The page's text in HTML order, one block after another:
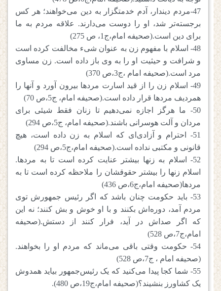
47-مردم دیندار، آدم خدمتگزار به دین می‌خواهند؛ هر کس
برجسته‌تر شد، او را دوست می‌دارند. علاقه مردم به ما
برای دین است.(صحیفه امام،ج1، ص 275)
48- اسلام با مفهوم زن به عنوان شیء مخالفت کرده است
و شرافت و حیثیت او را به وی باز داده است. زن مساوی
مرد است.(صحیفه امام ،ج3،ص 370)
49- اسلام زن را از قید اسارت مردها بیرون آورد و آنها را
همردیف مردها قرار داده است.(صحیفه امام، ج5،ص 70)
50- ما هرگز اجازه نمی‌دهیم تا زنان فقط شیئی برای
مردان و آلت هوسرانی باشند.(صحیفه امام، ج5،ص 294)
51- احترام و آزادی‌ای که اسلام به زن داده است، هیچ
قانونی و مکتبی نداده است.(صحیفه امام،ج5،ص 294)
52- اسلام به زنها بیشتر عنایت کرده است تا به مردها.
اسلام زنها را بیشتر حقوقشان را ملاحظه کرده است تا به
مردها(صحیفه امام،ج6،ص 436)
53- باید حکومت چنان باشد که اگر رئیس جمهورش توی
مردم آمد، دوره‌اش بکنند و با او خوش و بش کنند؛ نه این
که اگر صداش در آید، فرار کنند از دستش.(صحیفه
امام،ج7،ص 528)
54- حکومت وقتی باقی می‌ماند که مردم او را بخواهند.
(صحیفه امام ، ج7،ص 528)
55- شما کجا پیدا می‌کنید که یک رئیس‌جمهور بیاید همدوش
یک کشاورز بنشیند؟(صحیفه امام،ج19،ص 480).